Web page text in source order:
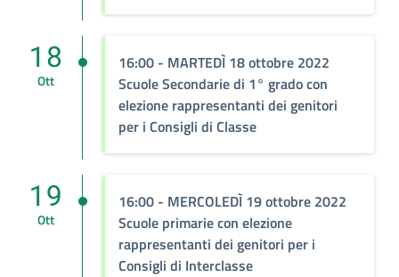
16:00 - MARTEDÌ 18 ottobre 2022
Scuole Secondarie di 1° grado con
elezione rappresentanti dei genitori
per i Consigli di Classe
18
Ott
16:00 - MERCOLEDÌ 19 ottobre 2022
Scuole primarie con elezione
rappresentanti dei genitori per i
Consigli di Interclasse
19
Ott